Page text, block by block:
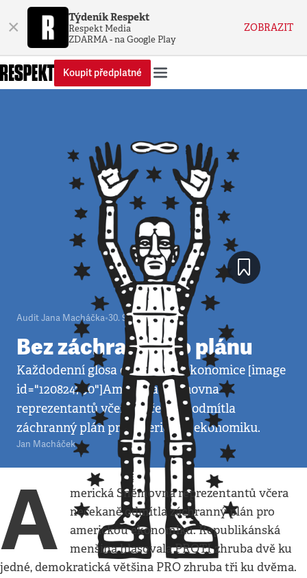
× Týdeník Respekt
Respekt Media
ZDARMA - na Google Play
ZOBRAZIT
Koupit předplatné
Audit Jana Macháčka•30. 9. 2008•5minut
Bez záchranného plánu
Každodenní glosa o politice a ekonomice [image
id="120824790"]Americká sněmovna
reprezentantů včera nečekaně odmítla
záchranný plán pro americkou ekonomiku.
Jan Macháček
A
merická Sněmovna reprezentantů včera
nečekaně odmítla záchranný plán pro
americkou ekonomiku. Republikánská
menšina hlasovala PROTI zhruba dvě ku
jedné, demokratická většina PRO zhruba tři ku dvěma.